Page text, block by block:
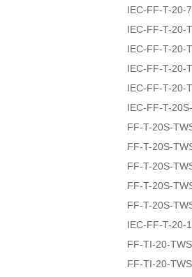
IEC-FF-T-20-
IEC-FF-T-20-
IEC-FF-T-20-
IEC-FF-T-20-
IEC-FF-T-20-
IEC-FF-T-
FF-T-20S-
FF-T-20S-
FF-T-20S-
FF-T-20S-
FF-T-20S-
IEC-FF-T-20-
FF-TI-20-
FF-TI-20-